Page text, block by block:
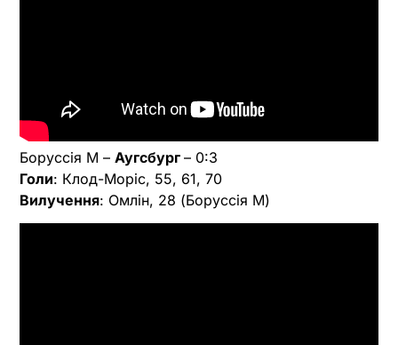
Боруссія М – Аугсбург – 0:3
Голи: Клод-Моріс, 55, 61, 70
Вилучення: Омлін, 28 (Боруссія М)